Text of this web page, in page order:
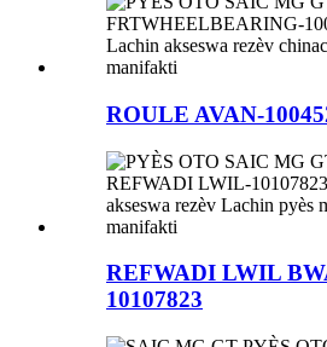
ROULE AVAN-
REFWADI LWIL
10107823